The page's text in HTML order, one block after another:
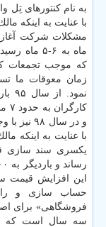
به نام كنتورهای تِل
با عنایت به اینكه
كه موجب تجمعات
حساب سازی و
فروشگاهی» برای
سه سال است كه